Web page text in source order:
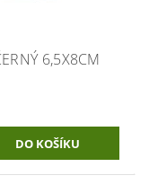
6,5X8CM